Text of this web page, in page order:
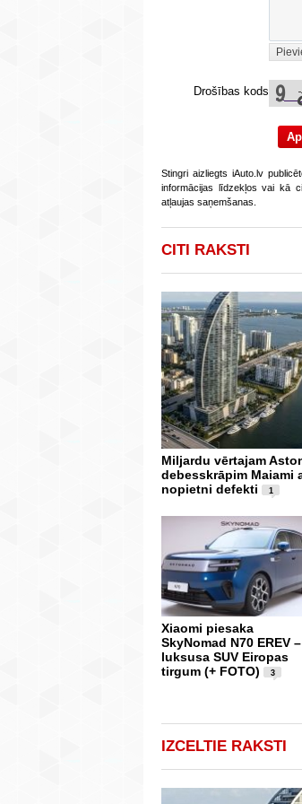
Drošības kods
Stingri aizliegts iAuto.lv
informācijas līdzekļos vai kā
atļaujas saņemšanas.
CITI RAKSTI
Miljardu vērtajam
debesskrāpim Maiami
nopietni defekti
1
Xiaomi piesaka
SkyNomad N70 EREV –
luksusa SUV Eiropas
tirgum (+ FOTO)
3
IZCELTIE RAKSTI